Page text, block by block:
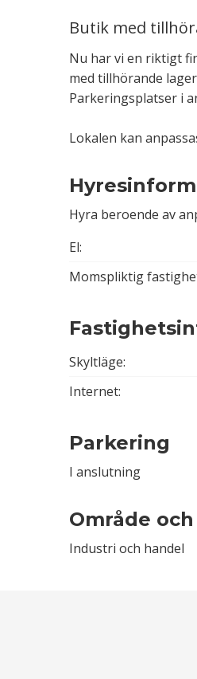
Butik med
Nu har vi en riktigt
med tillhörande
Parkeringsplatser i
Lokalen kan
Hyra beroende av
El:
Momspliktig
Skyltläge:
Internet:
Parkering
I anslutning
Område
Industri och handel